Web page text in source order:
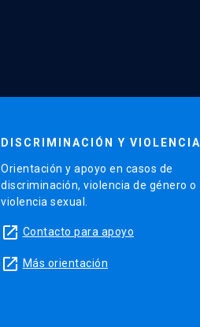
DISCRIMINACIÓN Y VIOLENCIA
Orientación y apoyo en casos de
discriminación, violencia de género o
violencia sexual.
launch Contacto para apoyo
launch Más orientación